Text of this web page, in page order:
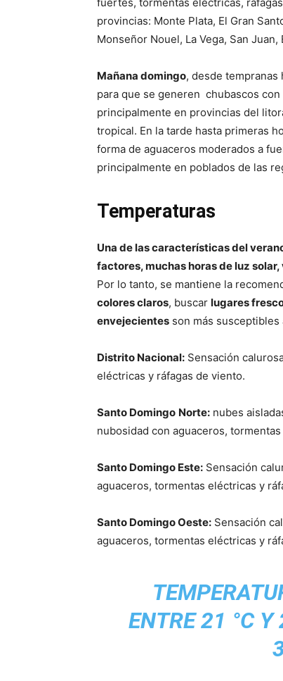
provincias: Monte Plata, El Gran
Monseñor Nouel, La Vega, San
Mañana domingo, desde tempranas
para que se generen chubascos
principalmente en provincias del
tropical. En la tarde hasta primeras
forma de aguaceros moderados a
principalmente en poblados de las
Temperaturas
Una de las características del
factores, muchas horas de luz
Por lo tanto, se mantiene la
colores claros, buscar lugares
envejecientes son más
Distrito Nacional: Sensación
eléctricas y ráfagas de viento.
Santo Domingo Norte: nubes
nubosidad con aguaceros,
Santo Domingo Este: Sensación
aguaceros, tormentas eléctricas y
Santo Domingo Oeste: Sensación
aguaceros, tormentas eléctricas y
ENTRE 21 °C